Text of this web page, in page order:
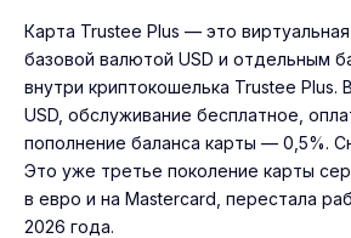
Карта Trustee Plus — это виртуальная
базовой валютой USD и отдельным
внутри криптокошелька Trustee Plus.
USD, обслуживание бесплатное,
пополнение баланса карты — 0,5%.
Это уже третье поколение карты
в евро и на Mastercard, перестала
2026 года.